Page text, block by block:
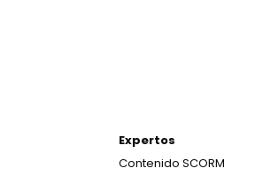
Expertos
Contenido SCORM